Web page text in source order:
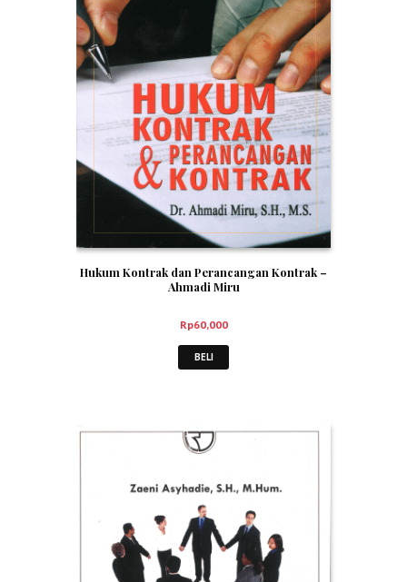
Hukum Kontrak dan Perancangan Kontrak –
Ahmadi Miru
Rp60,000
BELI